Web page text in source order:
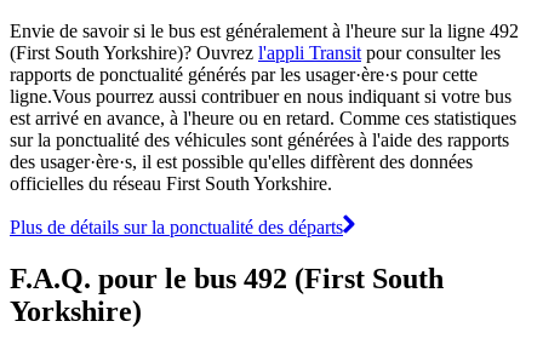
Envie de savoir si le bus est généralement à l'heure sur la ligne 492
(First South Yorkshire)? Ouvrez l'appli Transit pour consulter les
rapports de ponctualité générés par les usager·ère·s pour cette
ligne.Vous pourrez aussi contribuer en nous indiquant si votre bus
est arrivé en avance, à l'heure ou en retard. Comme ces statistiques
sur la ponctualité des véhicules sont générées à l'aide des rapports
des usager·ère·s, il est possible qu'elles diffèrent des données
officielles du réseau First South Yorkshire.
Plus de détails sur la ponctualité des départs
F.A.Q. pour le bus 492 (First South
Yorkshire)